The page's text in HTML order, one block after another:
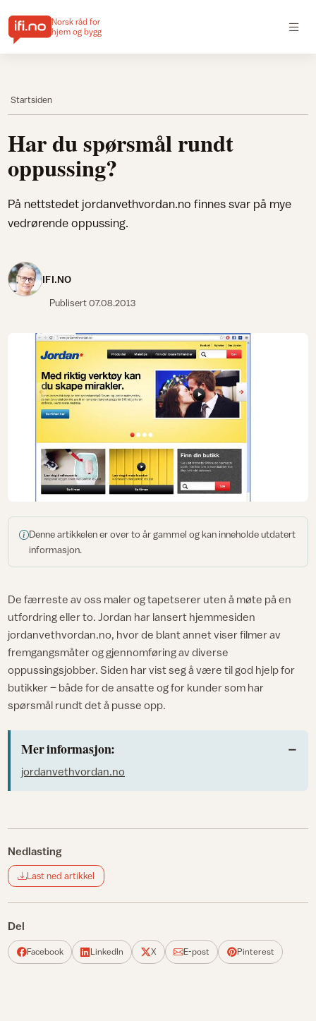
Norsk råd for
hjem og bygg
Startsiden
Har du spørsmål rundt
oppussing?
På nettstedet jordanvethvordan.no finnes svar på mye
vedrørende oppussing.
IFI.NO
Publisert07.08.2013
Denne artikkelen er over to år gammel og kan inneholde utdatert
informasjon.
De færreste av oss maler og tapetserer uten å møte på en
utfordring eller to. Jordan har lansert hjemmesiden
jordanvethvordan.no, hvor de blant annet viser filmer av
fremgangsmåter og gjennomføring av diverse
oppussingsjobber. Siden har vist seg å være til god hjelp for
butikker – både for de ansatte og for kunder som har
spørsmål rundt det å pusse opp.
Mer informasjon:
jordanvethvordan.no
Nedlasting
Last ned artikkel
Del
Facebook LinkedIn X E-post Pinterest